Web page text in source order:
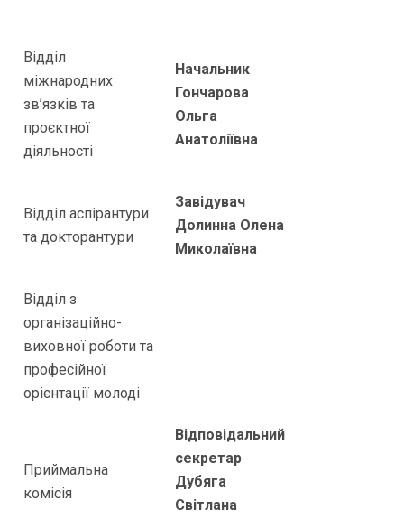
Відділ
міжнародних
зв’язків та
проєктної
діяльності
Начальник
Гончарова
Ольга
Анатоліївна
Відділ аспірантури
та докторантури
Завідувач
Долинна Олена
Миколаївна
Відділ з
організаційно-
виховної роботи та
професійної
орієнтації молоді
Приймальна
комісія
Відповідальний
секретар
Дубяга
Світлана